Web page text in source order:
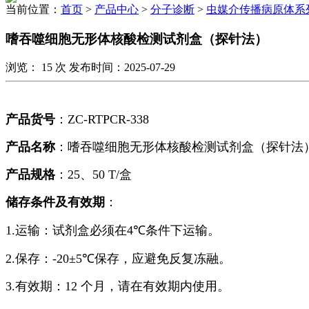
当前位置： 首页 > 产品中心 > 分子诊断 > 虫媒介传播病原体系
嗜吞噬细胞无形体核酸检测试剂盒（探针法）
浏览： 15 次 发布时间：2025-07-29
产品货号 ： ZC-RTPCR-338
产品名称：嗜吞噬细胞无形体核酸检测试剂盒（探针法
产品规格： 25、50 T/盒
储存条件及有效期 ：
1.运输：试剂盒必须在4℃条件下运输。
2.保存： -20±5℃保存，应避免反复冻融。
3.有效期： 12 个月，请在有效期内使用。